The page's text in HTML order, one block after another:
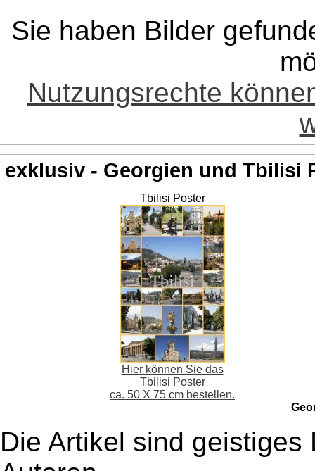
Sie haben Bilder
Nutzungsrechte
exklusiv - Georgien und Tbilisi
Tbilisi Poster
Hier können Sie das
Tbilisi Poster
ca. 50 X 75 cm bestellen.
Die Artikel sind